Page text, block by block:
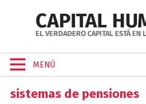
MENÚ
sistemas de pensiones